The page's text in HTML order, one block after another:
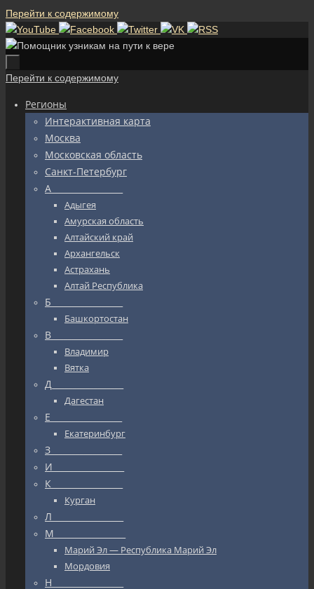
Перейти к содержимому
Перейти к содержимому
Регионы
Интерактивная карта
Москва
Московская область
Санкт-Петербург
А_________________
Адыгея
Амурская область
Алтайский край
Архангельск
Астрахань
Алтай Республика
Б_________________
Башкортостан
В_________________
Владимир
Вятка
Д_________________
Дагестан
Е_________________
Екатеринбург
З_________________
И_________________
К_________________
Курган
Л_________________
М_________________
Марий Эл — Республика Марий Эл
Мордовия
Н_________________